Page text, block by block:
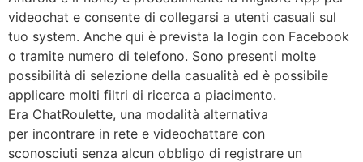
videochat e consente di collegarsi a utenti casuali sul
tuo system. Anche qui è prevista la login con Facebook
o tramite numero di telefono. Sono presenti molte
possibilità di selezione della casualità ed è possibile
applicare molti filtri di ricerca a piacimento.
Era ChatRoulette, una modalità alternativa
per incontrare in rete e videochattare con
sconosciuti senza alcun obbligo di registrare un